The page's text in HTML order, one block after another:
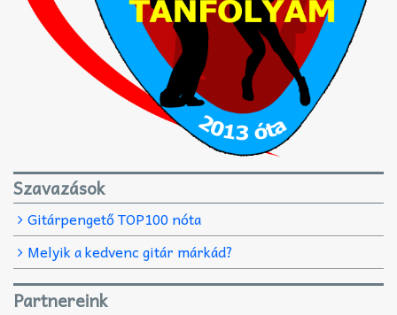
Szavazások
Gitárpengető TOP100 nóta
Melyik a kedvenc gitár márkád?
Partnereink